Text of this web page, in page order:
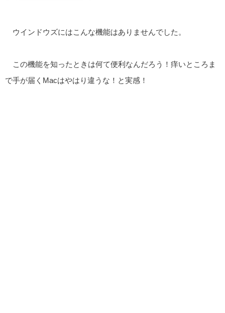
ウインドウズにはこんな機能はありませんでした。
この機能を知ったときは何て便利なんだろう！痒いところま
で手が届くMacはやはり違うな！と実感！